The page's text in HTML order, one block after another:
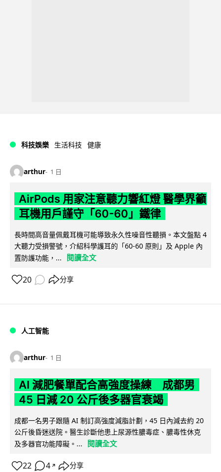
科技娛樂 生活科技 健康
arthur 1 日
AirPods 用家注意聽力響紅燈 醫學界籲
耳機用戶謹守「60-60」鐵律
長時間高音量佩戴耳機可能導致永久性噪音性聽損。本文盤點 4
大聽力受損警號，介紹科學護耳的「60-60 原則」及 Apple 內
置防護功能，...
閱讀全文
20 分享
人工智能
arthur 1 日
AI 減肥餐單配合高強度操練 成都男
45 日減 20 公斤後多器官衰竭
成都一名男子跟隨 AI 制訂高強度減脂計劃，45 日內減去約 20
公斤後昏迷送院。醫生診斷他患上尿源性膿毒症、膿毒性休克
及多器官功能障礙。...
閱讀全文
22 4 ↗ 分享